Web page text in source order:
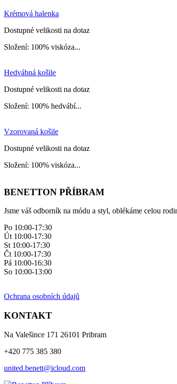
Krémová halenka
Dostupné velikosti na dotaz
Složení: 100% viskóza...
Hedvábná košile
Dostupné velikosti na dotaz
Složení: 100% hedvábí...
Vzorovaná košile
Dostupné velikosti na dotaz
Složení: 100% viskóza...
BENETTON PŘÍBRAM
Jsme váš odborník na módu a styl, oblékáme celou
Po 10:00-17:30
Út 10:00-17:30
St 10:00-17:30
Čt 10:00-17:30
Pá 10:00-16:30
So 10:00-13:00
Ochrana osobních údajů
KONTAKT
Na Valešince 171 26101 Pribram
+420 775 385 380
united.benett@icloud.com